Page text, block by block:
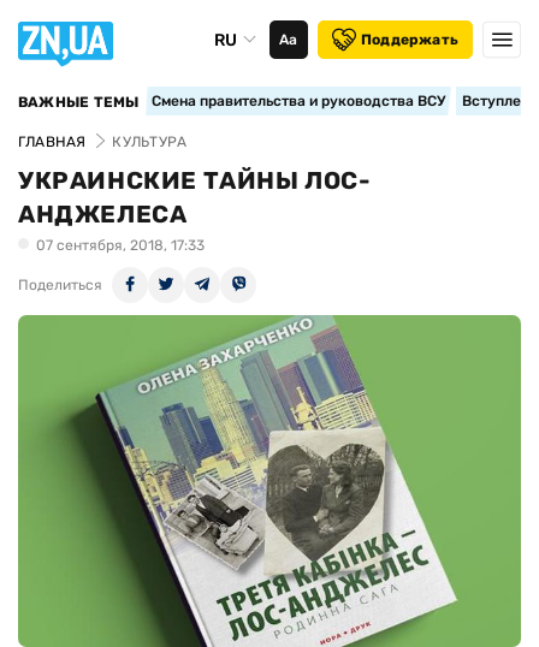
RU Аа Поддержать
ВАЖНЫЕ ТЕМЫ Смена правительства и руководства ВСУ
ГЛАВНАЯ КУЛЬТУРА
УКРАИНСКИЕ ТАЙНЫ ЛОС-
АНДЖЕЛЕСА
07 сентября, 2018, 17:33
Поделиться